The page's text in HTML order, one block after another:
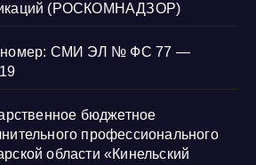
(РОСКОМНАДЗОР)
номер: СМИ ЭЛ № ФС 77 —
бюджетное
профессионального
области «Кинельский